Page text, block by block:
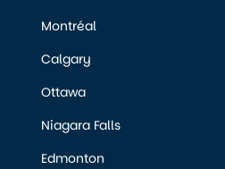
Montréal
Calgary
Ottawa
Niagara Falls
Edmonton